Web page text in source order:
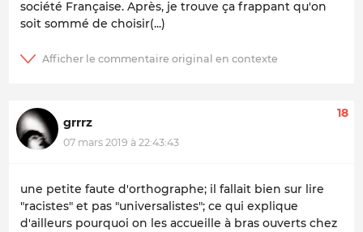
société Française. Après, je trouve ça frappant qu'on
soit sommé de choisir(...)
grrrz
07 mars 2019 à 22:43:43
18
une petite faute d'orthographe; il fallait bien sur lire
"racistes" et pas "universalistes"; ce qui explique
d'ailleurs pourquoi on les accueille à bras ouverts chez